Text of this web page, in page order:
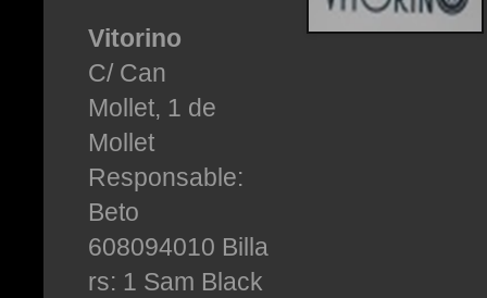
Vitorino
C/ Can
Mollet, 1 de
Mollet
Responsable:
Beto
608094010 Billa
rs: 1 Sam Black